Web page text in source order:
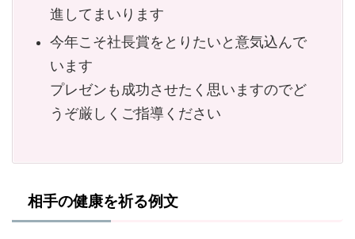
進してまいります
今年こそ社長賞をとりたいと意気込んで
います
プレゼンも成功させたく思いますのでど
うぞ厳しくご指導ください
相手の健康を祈る例文